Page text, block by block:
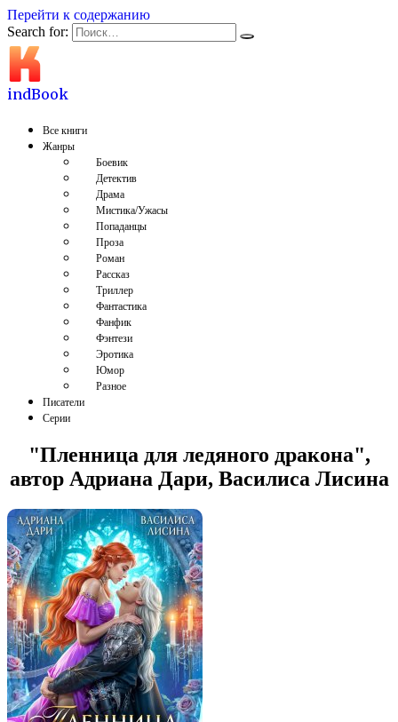
Перейти к содержанию
Search for:
indBook
Все книги
Жанры
Боевик
Детектив
Драма
Мистика/Ужасы
Попаданцы
Проза
Роман
Рассказ
Триллер
Фантастика
Фанфик
Фэнтези
Эротика
Юмор
Разное
Писатели
Серии
"Пленница для ледяного дракона",
автор Адриана Дари, Василиса Лисина